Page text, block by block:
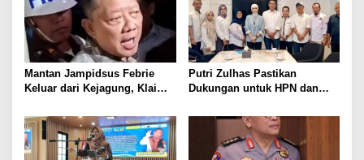
Mantan Jampidsus Febrie
Keluar dari Kejagung, Klaim
Putri Zulhas Pastikan
Dukungan untuk HPN dan
Lampung Punya Peluang
Promosi Nasional